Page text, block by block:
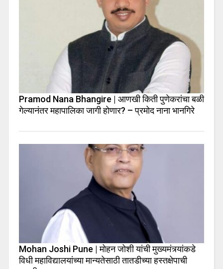
Pramod Nana Bhangire | आणखी किती पुणेकरांचा बळी
गेल्यानंतर महापालिका जागी होणार? – प्रमोद नाना भानगिरे
Mohan Joshi Pune | मोहन जोशी यांची मुख्यमंत्र्यांकडे
विधी महाविद्यालयांच्या मान्यतेसाठी तातडीच्या हस्तक्षेपाची